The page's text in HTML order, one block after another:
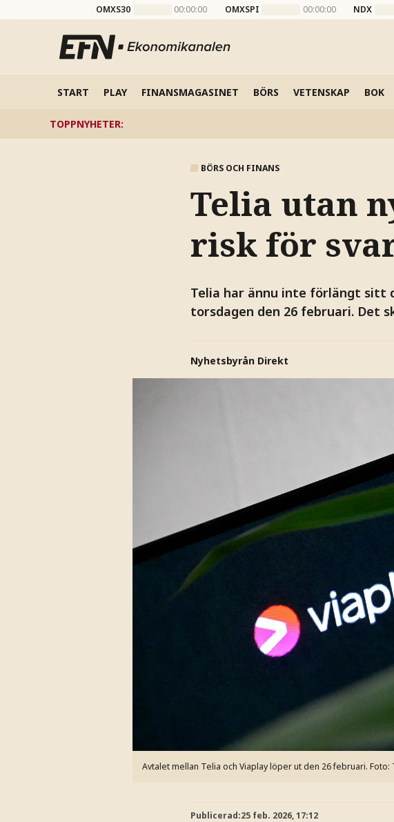
OMXS30 00:00:00 OMXSPI 00:00:00 NDX
START PLAY FINANSMAGASINET BÖRS VETENSKAP BOK
TOPPNYHETER:
BÖRS OCH FINANS
Telia utan
risk för
Telia har ännu inte förlängt sitt
torsdagen den 26 februari. Det
Nyhetsbyrån Direkt
Avtalet mellan Telia och Viaplay löper ut den 26 februari. Foto:
Publicerad:25 feb. 2026, 17:12